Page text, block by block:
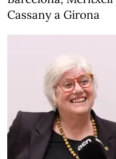
Cassany a Girona